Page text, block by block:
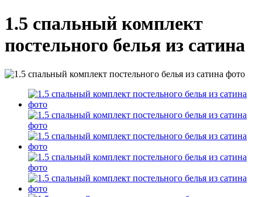
1.5 спальный комплект
постельного белья из сатина